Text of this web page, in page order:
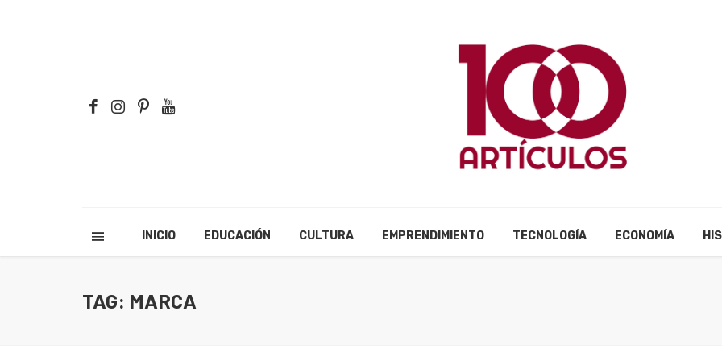
INICIO EDUCACIÓN CULTURA EMPRENDIMIENTO TECNOLOGÍA ECONOMÍA
TAG: MARCA